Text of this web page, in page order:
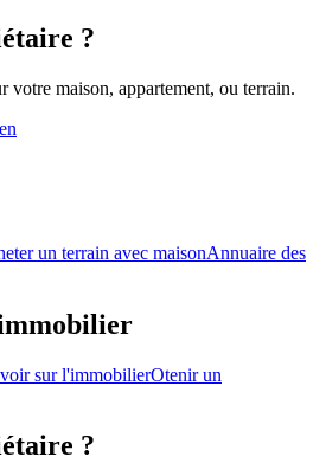
?
votre maison, appartement, ou terrain.
un terrain avec maisonAnnuaire des
sur l'immobilierOtenir un
?